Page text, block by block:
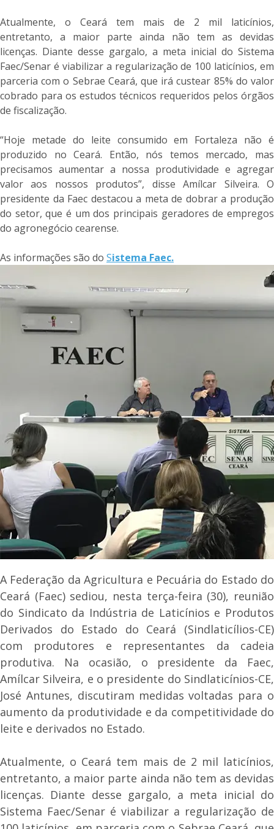
Atualmente, o Ceará tem mais de 2 mil laticínios,
entretanto, a maior parte ainda não tem as devidas
licenças. Diante desse gargalo, a meta inicial do Sistema
Faec/Senar é viabilizar a regularização de 100 laticínios, em
parceria com o Sebrae Ceará, que irá custear 85% do valor
cobrado para os estudos técnicos requeridos pelos órgãos
de fiscalização.
“Hoje metade do leite consumido em Fortaleza não é
produzido no Ceará. Então, nós temos mercado, mas
precisamos aumentar a nossa produtividade e agregar
valor aos nossos produtos”, disse Amílcar Silveira. O
presidente da Faec destacou a meta de dobrar a produção
do setor, que é um dos principais geradores de empregos
do agronegócio cearense.
As informações são do Sistema Faec.
A Federação da Agricultura e Pecuária do Estado do
Ceará (Faec) sediou, nesta terça-feira (30), reunião
do Sindicato da Indústria de Laticínios e Produtos
Derivados do Estado do Ceará (Sindlaticílios-CE)
com produtores e representantes da cadeia
produtiva. Na ocasião, o presidente da Faec,
Amílcar Silveira, e o presidente do Sindlaticínios-CE,
José Antunes, discutiram medidas voltadas para o
aumento da produtividade e da competitividade do
leite e derivados no Estado.
Atualmente, o Ceará tem mais de 2 mil laticínios,
entretanto, a maior parte ainda não tem as devidas
licenças. Diante desse gargalo, a meta inicial do
Sistema Faec/Senar é viabilizar a regularização de